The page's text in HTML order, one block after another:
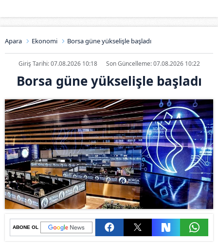
Apara Ekonomi Borsa güne yükselişle başladı
Giriş Tarihi: 07.08.2026 10:18 Son Güncelleme: 07.08.2026 10:22
Borsa güne yükselişle başladı
ABONE OL